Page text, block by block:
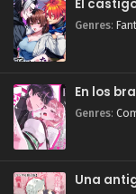
El
Genres:
En los
Genres:
Una